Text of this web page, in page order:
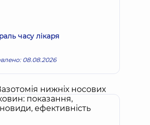
часу лікаря
08.08.2026